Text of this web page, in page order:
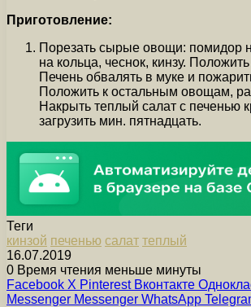
Приготовление:
Порезать сырые овощи: помидор
на кольца, чеснок, кинзу.
Печень обвалять в муке и
Положить к остальным овощам,
Накрыть теплый салат с печенью
загрузить мин. пятнадцать.
Теги
кинзой печенью салат теплый
16.07.2019
0 Время чтения меньше минуты
Facebook X Pinterest Вконтакте
Messenger Messenger WhatsApp